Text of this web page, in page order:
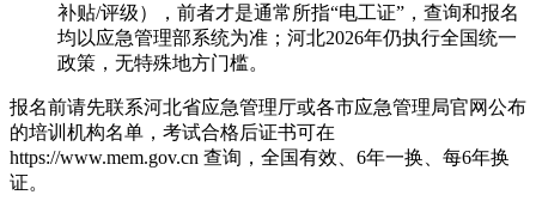
补贴/评级）‌，前者才是通常所指“电工证”，查询和报名
均以应急管理部系统为准；河北2026年仍执行全国统一
政策，无特殊地方门槛。‌‌
报名前请先联系‌河北省应急管理厅或各市应急管理局官网公布
的培训机构名单，考试合格后证书可在
https://www.mem.gov.cn 查询，全国有效、6年一换、每6年换
证。‌‌